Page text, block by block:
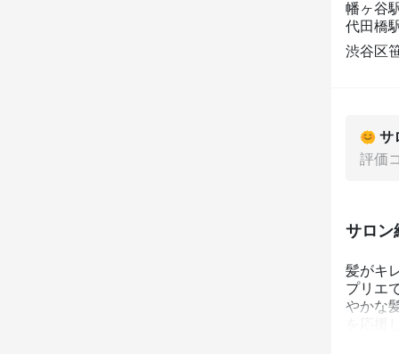
幡ヶ谷
代田橋
渋谷区
サ
評価
サロン
髪がキ
プリエ
やかな